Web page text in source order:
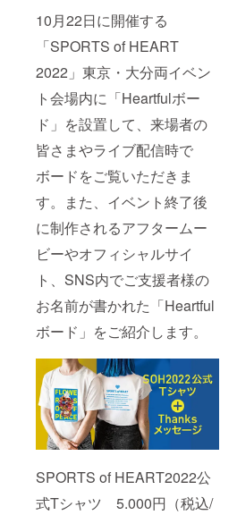
10月22日に開催する
「SPORTS of HEART
2022」東京・大分両イベン
ト会場内に「Heartfulボー
ド」を設置して、来場者の
皆さまやライブ配信時で
ボードをご覧いただきま
す。また、イベント終了後
に制作されるアフタームー
ビーやオフィシャルサイ
ト、SNS内でご支援者様の
お名前が書かれた「Heartful
ボード」をご紹介します。
SPORTS of HEART2022公
式Tシャツ 5.000円（税込/